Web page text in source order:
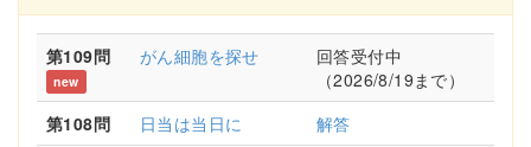
第109問
new
がん細胞を探せ
回答受付中
（2026/8/19まで）
第108問
日当は当日に
解答